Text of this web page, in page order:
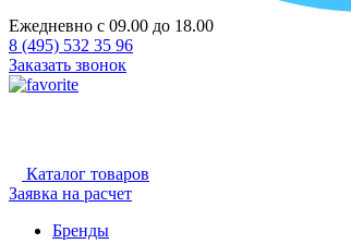
Ежедневно с 09.00 до 18.00
8 (495) 532 35 96
Заказать звонок
Каталог товаров
Заявка на расчет
Бренды